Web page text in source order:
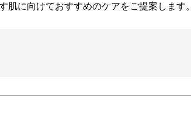
肌に向けておすすめのケアをご提案します。